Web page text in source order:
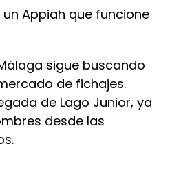
Appiah que funcione
sigue buscando
de fichajes.
de Lago Junior, ya
desde las